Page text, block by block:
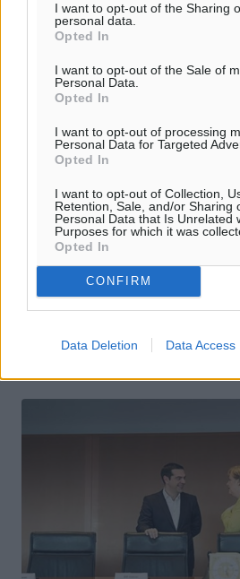
I want to opt-out of the Sharing
personal data.
Opted In
I want to opt-out of the Sale of
Personal Data.
Opted In
I want to opt-out of processing
Personal Data for Targeted
Opted In
I want to opt-out of Collection,
Retention, Sale, and/or Sharing
Personal Data that Is Unrelated
Purposes for which it was
Opted In
CONFIRM
Data Deletion Data Access
Ανακοινώθηκε η
για το Νόμπελ Ειρήνης
Παρουσιάστηκε, η υποβολή
Επιτροπή Νόμπελ, για το
πρόταση που υποβάλλεται αφορά
συμβολικά, στα οποία θα ...
01.02.16, 14:05